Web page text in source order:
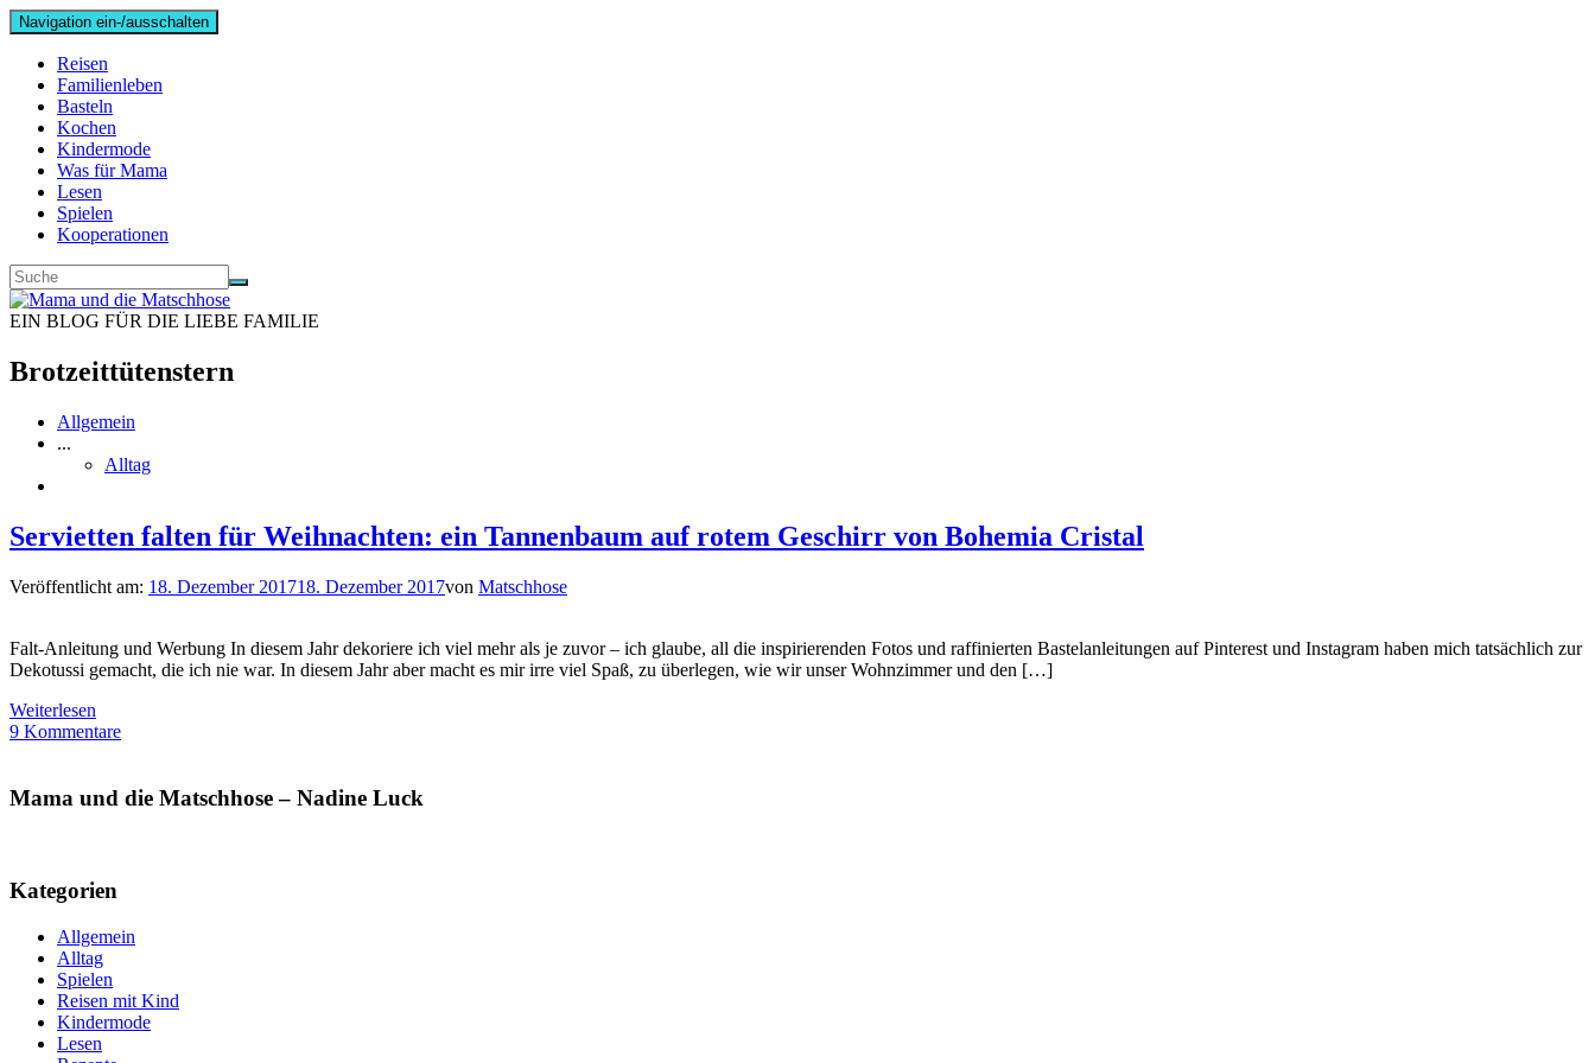
Navigation ein-/ausschalten
Reisen
Familienleben
Basteln
Kochen
Kindermode
Was für Mama
Lesen
Spielen
Kooperationen
EIN BLOG FÜR DIE LIEBE FAMILIE
Brotzeittütenstern
Allgemein
...
Alltag
Servietten falten für Weihnachten: ein Tannenbaum auf rotem Geschirr von Bohemia Cristal
Veröffentlicht am: 18. Dezember 201718. Dezember 2017von Matschhose
Falt-Anleitung und Werbung In diesem Jahr dekoriere ich viel mehr als je zuvor – ich glaube, all die inspirierenden Fotos und raffinierten Bastelanleitungen auf Pinterest und Instagram haben mich tatsächlich zur
Dekotussi gemacht, die ich nie war. In diesem Jahr aber macht es mir irre viel Spaß, zu überlegen, wie wir unser Wohnzimmer und den […]
Weiterlesen
9 Kommentare
Mama und die Matschhose – Nadine Luck
Kategorien
Allgemein
Alltag
Spielen
Reisen mit Kind
Kindermode
Lesen